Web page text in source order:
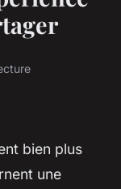
bien plus
une